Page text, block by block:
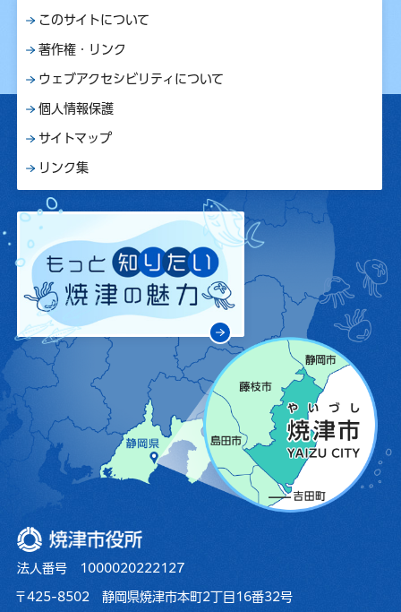
このサイトについて
著作権・リンク
ウェブアクセシビリティについて
個人情報保護
サイトマップ
リンク集
焼津市役所
法人番号 1000020222127
〒425-8502 静岡県焼津市本町2丁目16番32号